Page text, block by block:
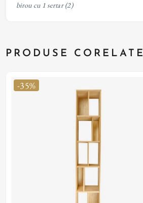
birou cu 1 sertar (2)
PRODUSE CORELATE
-35%